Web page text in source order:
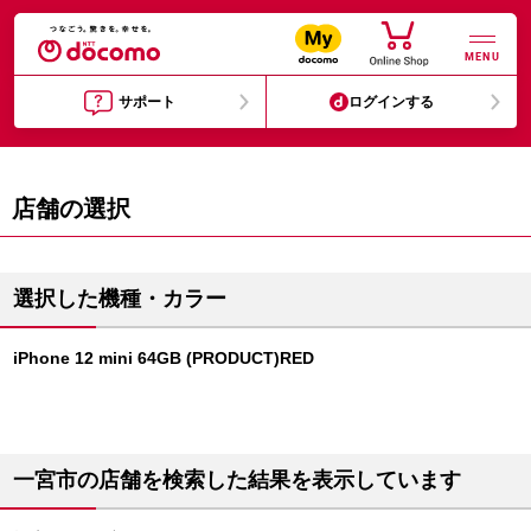
MENU
サポート ログインする
店舗の選択
選択した機種・カラー
iPhone 12 mini 64GB (PRODUCT)RED
一宮市の店舗を検索した結果を表示しています